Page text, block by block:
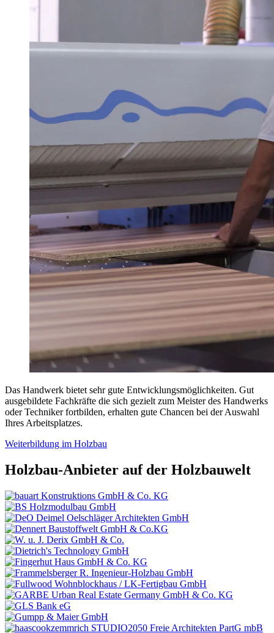
Das Handwerk bietet sehr gute Entwicklungsmöglichkeiten. Gut
ausgebildete Fachkräfte die sich gezielt zum Meister des Handwerks
oder Techniker fortbilden, erhalten gute Chancen bei der Auswahl
Ihres Arbeitsplatzes.
Weiterbildung im Holzbau
Holzbau-Anbieter auf der Holzbauwelt